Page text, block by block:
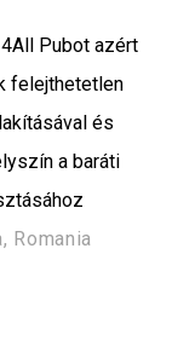
Pubot azért
felejthetetlen
és
a baráti
Romania